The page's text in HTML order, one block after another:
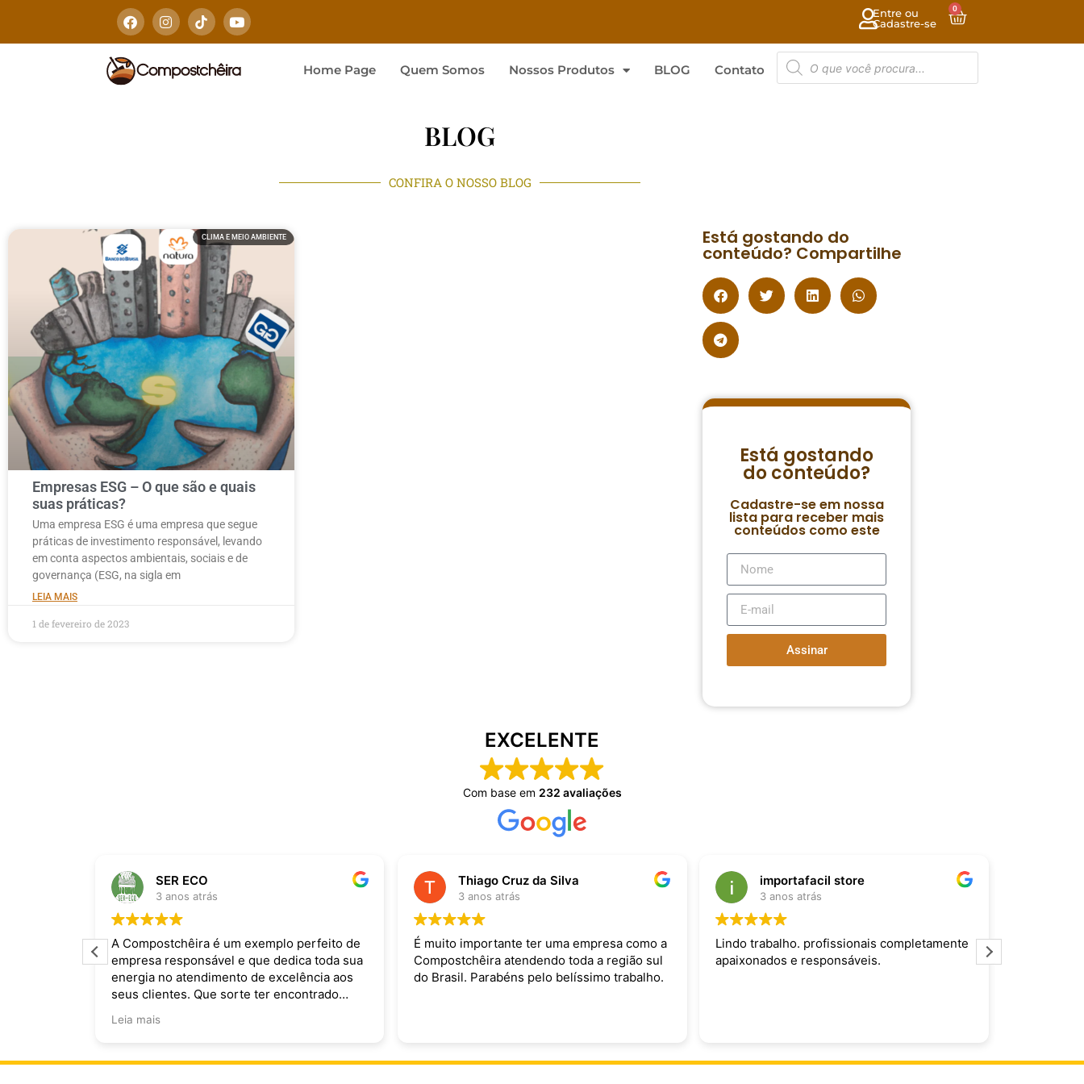
Entre ou
Cadastre-se
0
Home Page Quem Somos Nossos Produtos BLOG Contato
BLOG
CONFIRA O NOSSO BLOG
CLIMA E MEIO AMBIENTE
Empresas ESG – O que são e quais
suas práticas?
Uma empresa ESG é uma empresa que segue
práticas de investimento responsável, levando
em conta aspectos ambientais, sociais e de
governança (ESG, na sigla em
LEIA MAIS
1 de fevereiro de 2023
Está gostando do
conteúdo? Compartilhe
Está gostando
do conteúdo?
Cadastre-se em nossa
lista para receber mais
conteúdos como este
Assinar
EXCELENTE
Com base em 232 avaliações
SER ECO
3 anos atrás
A Compostchêira é um exemplo perfeito de
empresa responsável e que dedica toda sua
energia no atendimento de excelência aos
seus clientes. Que sorte ter encontrado
Leia mais
Thiago Cruz da Silva
3 anos atrás
É muito importante ter uma empresa como a
Compostchêira atendendo toda a região sul
do Brasil. Parabéns pelo belíssimo trabalho.
importafacil store
3 anos atrás
Lindo trabalho. profissionais completamente
apaixonados e responsáveis.